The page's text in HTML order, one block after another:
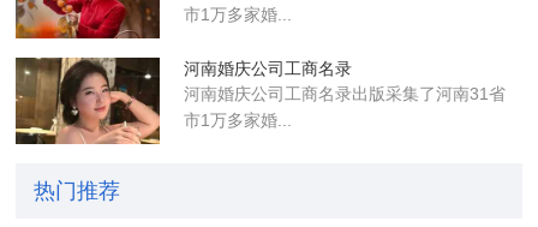
市1万多家婚...
河南婚庆公司工商名录
河南婚庆公司工商名录出版采集了河南31省
市1万多家婚...
热门推荐